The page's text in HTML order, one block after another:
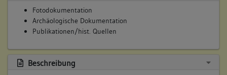
Fotodokumentation
Archäologische Dokumentation
Publikationen/hist. Quellen
Beschreibung